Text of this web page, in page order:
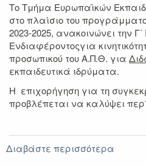
Το Τμήμα Ευρωπαϊκών
στο πλαίσιο του
2023-2025, ανακοινώνει την
Ενδιαφέροντοςγια
προσωπικού του Α.Π.Θ. για
εκπαιδευτικά ιδρύματα.
Η επιχορήγηση για τη
προβλέπεται να καλύψει
Διαβάστε περισσότερα